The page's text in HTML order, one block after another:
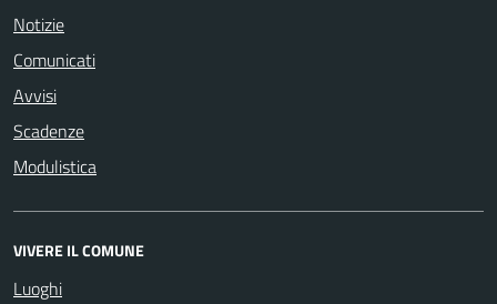
Notizie
Comunicati
Avvisi
Scadenze
Modulistica
VIVERE IL COMUNE
Luoghi